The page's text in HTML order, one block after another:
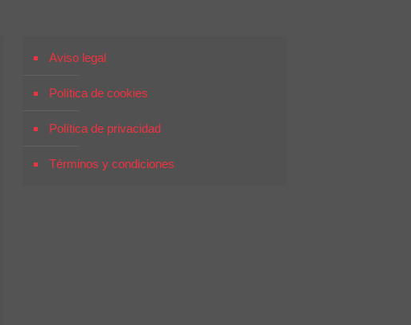
Aviso legal
Política de cookies
Política de privacidad
Términos y condiciones